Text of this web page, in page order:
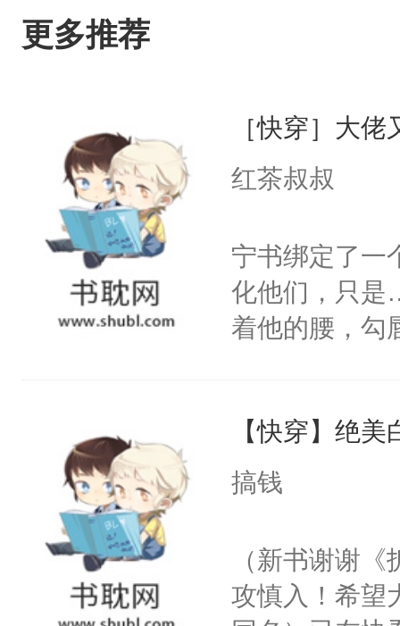
可以治疗主角崩溃的精神海的灵体。
对饲主精神力感知十分敏锐，原文里的
心。傅燕朝眼眸沉沉，盯着人鱼蛋冷
劝老大温柔一点。人鱼蛋咔嚓一声，
来。银色的长发，银色的眼眸，嘴唇
小人鱼。小人鱼挣扎着出了蛋壳，两
下目瞪口呆，毕竟人尽皆知，人鱼脾
鱼，他濒临崩溃的识海被挽救，剧烈
手，救命稻草般拉他回到温暖的人间
早就知道受的来历和能力，但对受好
的治愈系小甜饼，不会有虐，全程都
辑bug欢迎指出，欢迎挑虫，但谢绝人
更多推荐
［快穿］大
红茶叔叔
宁书绑定了一
化他们，只是
着他的腰，勾
来，给老公
用力——为你
【快穿】绝
搞钱
（新书谢谢
攻慎入！希望